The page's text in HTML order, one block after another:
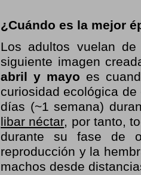
¿Cuándo es la mejor
Los adultos vuelan
siguiente imagen
abril y mayo es
curiosidad ecológica
días (~1 semana)
libar néctar, por tanto,
durante su fase de
reproducción y la
machos desde